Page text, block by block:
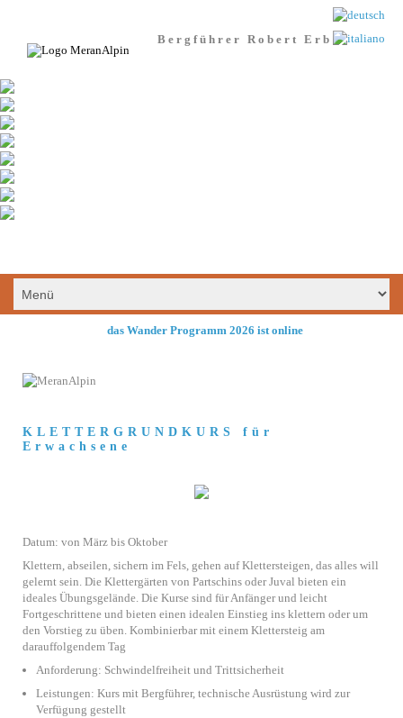
Bergführer Robert Erb
das Wander Programm 2026 ist online
KLETTERGRUNDKURS für
Erwachsene
Datum: von März bis Oktober
Klettern, abseilen, sichern im Fels, gehen auf Klettersteigen, das alles will
gelernt sein. Die Klettergärten von Partschins oder Juval bieten ein
ideales Übungsgelände. Die Kurse sind für Anfänger und leicht
Fortgeschrittene und bieten einen idealen Einstieg ins klettern oder um
den Vorstieg zu üben. Kombinierbar mit einem Klettersteig am
darauffolgendem Tag
Anforderung: Schwindelfreiheit und Trittsicherheit
Leistungen: Kurs mit Bergführer, technische Ausrüstung wird zur
Verfügung gestellt